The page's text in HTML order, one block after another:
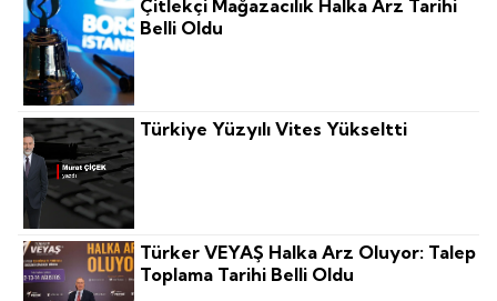
Çitlekçi Mağazacılık Halka Arz Tarihi
Belli Oldu
Türkiye Yüzyılı Vites Yükseltti
Türker VEYAŞ Halka Arz Oluyor: Talep
Toplama Tarihi Belli Oldu